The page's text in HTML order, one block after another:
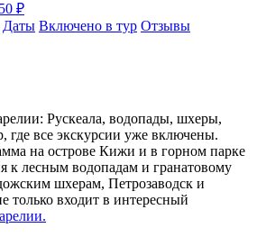
₽
Даты Включено в тур Отзывы
Рускеала, водопады, шхеры,
где все экскурсии уже включены.
на острове Кижи и в горном парке
к лесным водопадам и гранатовому
шхерам, Петрозаводск и
только входит в интересный